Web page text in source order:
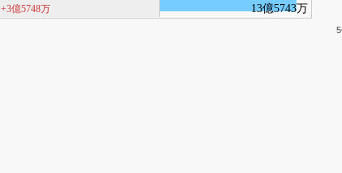
+3億5748万 13億5743万